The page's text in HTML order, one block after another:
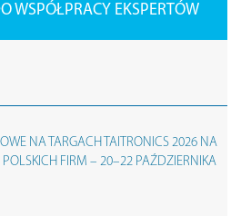
WSPÓŁPRACY EKSPERTÓW
NA TARGACH TAITRONICS 2026 NA
POLSKICH FIRM – 20–22 PAŹDZIERNIKA